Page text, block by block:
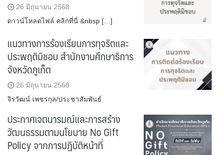
26 มิถุนายน 2568
ดาวน์โหลดไฟล์ คลิกที่นี่ &nbsp […]
แนวทางการร้องเรียนการทุจริตและ
ประพฤติมิชอบ สำนักงานศึกษาธิการ
จังหวัดภูเก็ต
26 มิถุนายน 2568
จิรวัฒน์ เพชรกุล/ประชาสัมพันธ์
ประกาศเจตนารมณ์และการสร้าง
วัฒนธรรมตามนโยบาย No Gift
Policy จากการปฏิบัติหน้าที่